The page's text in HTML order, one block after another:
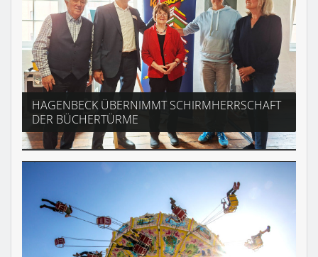
HAGENBECK ÜBERNIMMT SCHIRMHERRSCHAFT
DER BÜCHERTÜRME